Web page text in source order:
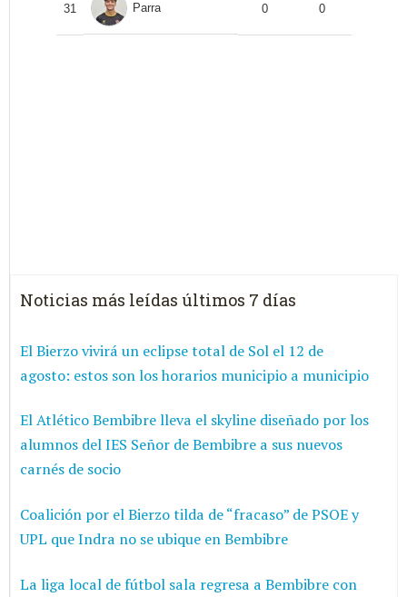
31 Parra 0 0
Noticias más leídas últimos 7 días
El Bierzo vivirá un eclipse total de Sol el 12 de
agosto: estos son los horarios municipio a municipio
El Atlético Bembibre lleva el skyline diseñado por los
alumnos del IES Señor de Bembibre a sus nuevos
carnés de socio
Coalición por el Bierzo tilda de “fracaso” de PSOE y
UPL que Indra no se ubique en Bembibre
La liga local de fútbol sala regresa a Bembibre con